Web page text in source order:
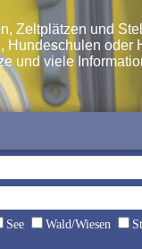
See Wald/Wiesen
Zeltplätzen und
oder
und viele